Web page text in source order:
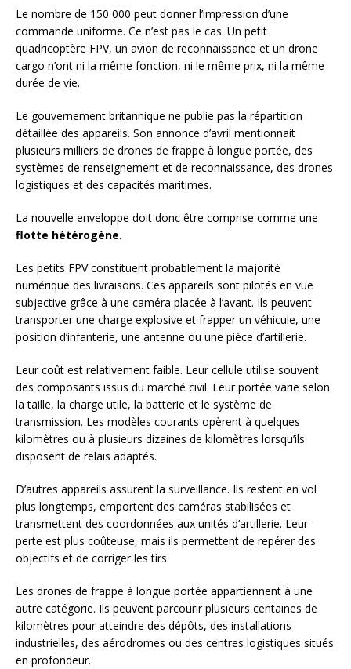
Le nombre de 150 000 peut donner l’impression d’une
commande uniforme. Ce n’est pas le cas. Un petit
quadricoptère FPV, un avion de reconnaissance et un drone
cargo n’ont ni la même fonction, ni le même prix, ni la même
durée de vie.
Le gouvernement britannique ne publie pas la répartition
détaillée des appareils. Son annonce d’avril mentionnait
plusieurs milliers de drones de frappe à longue portée, des
systèmes de renseignement et de reconnaissance, des drones
logistiques et des capacités maritimes.
La nouvelle enveloppe doit donc être comprise comme une
flotte hétérogène.
Les petits FPV constituent probablement la majorité
numérique des livraisons. Ces appareils sont pilotés en vue
subjective grâce à une caméra placée à l’avant. Ils peuvent
transporter une charge explosive et frapper un véhicule, une
position d’infanterie, une antenne ou une pièce d’artillerie.
Leur coût est relativement faible. Leur cellule utilise souvent
des composants issus du marché civil. Leur portée varie selon
la taille, la charge utile, la batterie et le système de
transmission. Les modèles courants opèrent à quelques
kilomètres ou à plusieurs dizaines de kilomètres lorsqu’ils
disposent de relais adaptés.
D’autres appareils assurent la surveillance. Ils restent en vol
plus longtemps, emportent des caméras stabilisées et
transmettent des coordonnées aux unités d’artillerie. Leur
perte est plus coûteuse, mais ils permettent de repérer des
objectifs et de corriger les tirs.
Les drones de frappe à longue portée appartiennent à une
autre catégorie. Ils peuvent parcourir plusieurs centaines de
kilomètres pour atteindre des dépôts, des installations
industrielles, des aérodromes ou des centres logistiques situés
en profondeur.